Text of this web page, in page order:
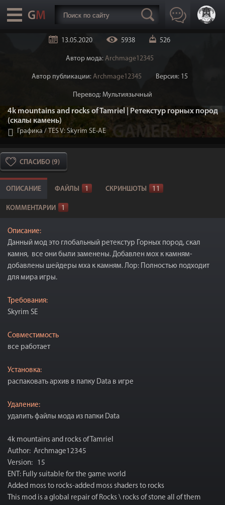
13.05.2020 5938 526
Автор мода: Archmage12345
Автор публикации: Archmage12345 Версия: 15
Перевод: Мультиязычный
4k mountains and rocks of Tamriel | Ретекстур горных пород
(скалы камень)
Графика / TES V: Skyrim SE-AE
СПАСИБО (9)
ОПИСАНИЕ ФАЙЛЫ 1 СКРИНШОТЫ 11
КОММЕНТАРИИ 1
Описание:
Данный мод это глобальный ретекстур Горных пород, скал
камня, все они были заменены. Добавлен мох к камням-
добавлены шейдеры мха к камням. Лор: Полностью подходит
для мира игры.
Требования:
Skyrim SE
Совместимость
все работает
Установка:
распаковать архив в папку Data в игре
Удаление:
удалить файлы мода из папки Data
4k mountains and rocks of Tamriel
Author: Archmage12345
Version: 15
ENT: Fully suitable for the game world
Added moss to rocks-added moss shaders to rocks
This mod is a global repair of Rocks \ rocks of stone all of them